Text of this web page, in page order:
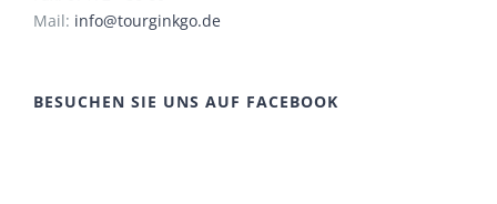
Mail: info@tourginkgo.de
BESUCHEN SIE UNS AUF FACEBOOK